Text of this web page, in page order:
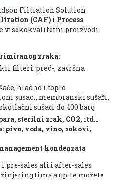
Filtration Solution
(CAF) i Process
visokokvalitetni proizvodi
zraka:
filteri: pred-, završna
hladno i toplo
susaci, membranski sušači,
sušači do 400 barg
sterilni zrak, CO2, itd…
pivo, voda, vino, sokovi,
kondenzata
pre-sales ali i after-sales
tima a upite možete